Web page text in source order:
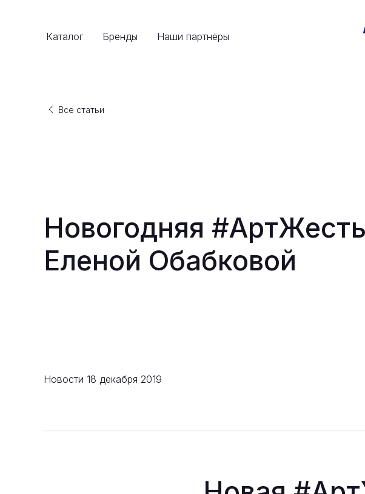
Каталог Бренды Наши партнёры
Все статьи
Новогодняя
Еленой Обабковой
Новости 18 декабря 2019